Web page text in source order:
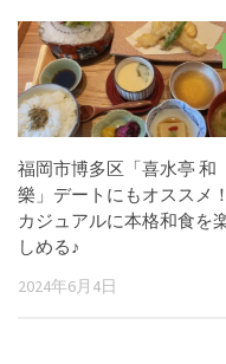
福岡市博多区「喜水亭 和
樂」デートにもオススメ！
カジュアルに本格和食を
しめる♪
2024年6月4日